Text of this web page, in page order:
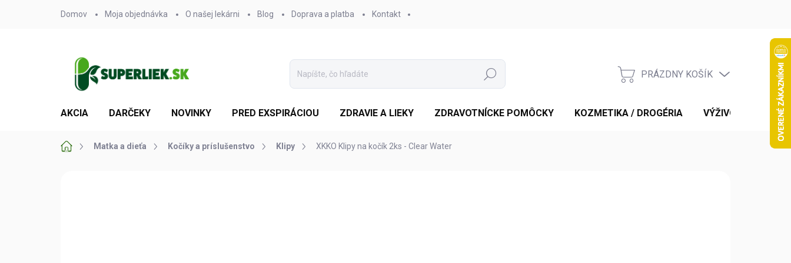
Domov Moja objednávka O našej lekárni Blog Doprava a platba Kontakt
Hľadať
NÁKUPNÝ
PRÁZDNY KOŠÍK
AKCIA DARČEKY NOVINKY PRED EXSPIRÁCIOU ZDRAVIE A LIEKY ZDRAVOTNÍCKE POMÔCKY KOZMETIKA / DROGÉRIA VÝŽIVOVÉ
DomovMatka a dieťa Kočíky a príslušenstvo Klipy XKKO Klipy na kočík 2ks - Clear Water